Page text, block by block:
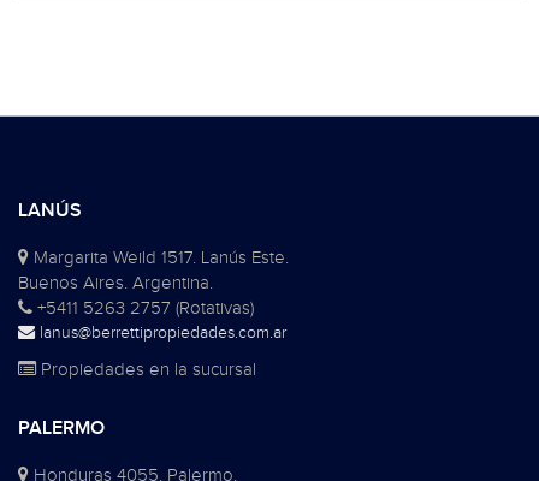
LANÚS
Margarita Weild 1517. Lanús Este.
Buenos Aires. Argentina.
+5411 5263 2757 (Rotativas)
lanus@berrettipropiedades.com.ar
Propiedades en la sucursal
PALERMO
Honduras 4055. Palermo.